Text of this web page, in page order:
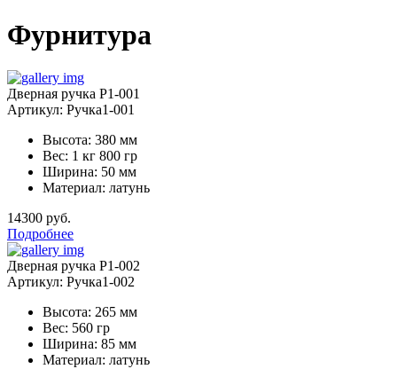
Фурнитура
Дверная ручка Р1-001
Артикул: Ручка1-001
Высота: 380 мм
Вес: 1 кг 800 гр
Ширина: 50 мм
Материал: латунь
14300 руб.
Подробнее
Дверная ручка Р1-002
Артикул: Ручка1-002
Высота: 265 мм
Вес: 560 гр
Ширина: 85 мм
Материал: латунь